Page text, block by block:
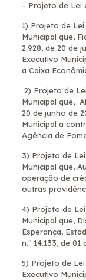
– Projeto de Lei
1) Projeto de
Municipal que,
2.928, de 20 de
Executivo
a Caixa
2) Projeto de
Municipal que,
20 de junho de
Municipal a
Agência de
3) Projeto de
Municipal que,
operação de
outras
4) Projeto de
Municipal que,
Esperança,
n.º 14.133, de
5) Projeto de
Executivo